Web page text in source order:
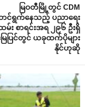
မြဝတီမြို့တွင် CDM
ာင်ရွက်‌နေသည့် ပညာ‌ရေး
မ်း စာရင်းအရ ၂၉၆ ဦးရှိ
မြေပြင်တွင် ယခုထက်ပိုများ
နိုင်ဟုဆို